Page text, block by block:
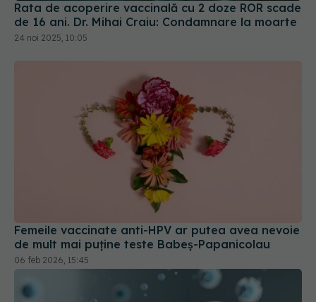
Rata de acoperire vaccinală cu 2 doze ROR scade
de 16 ani. Dr. Mihai Craiu: Condamnare la moarte
24 noi 2025, 10:05
Femeile vaccinate anti-HPV ar putea avea nevoie
de mult mai puține teste Babeș-Papanicolau
06 feb 2026, 15:45